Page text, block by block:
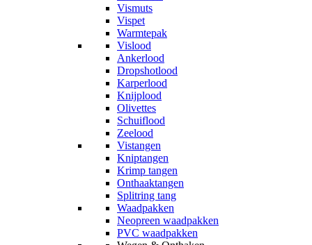
Vismuts
Vispet
Warmtepak
Vislood
Ankerlood
Dropshotlood
Karperlood
Knijplood
Olivettes
Schuiflood
Zeelood
Vistangen
Kniptangen
Krimp tangen
Onthaaktangen
Splitring tang
Waadpakken
Neopreen waadpakken
PVC waadpakken